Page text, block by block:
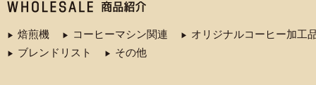
焙煎機 コーヒーマシン関連
オリジナルコーヒー加工
ブレンドリスト
その他